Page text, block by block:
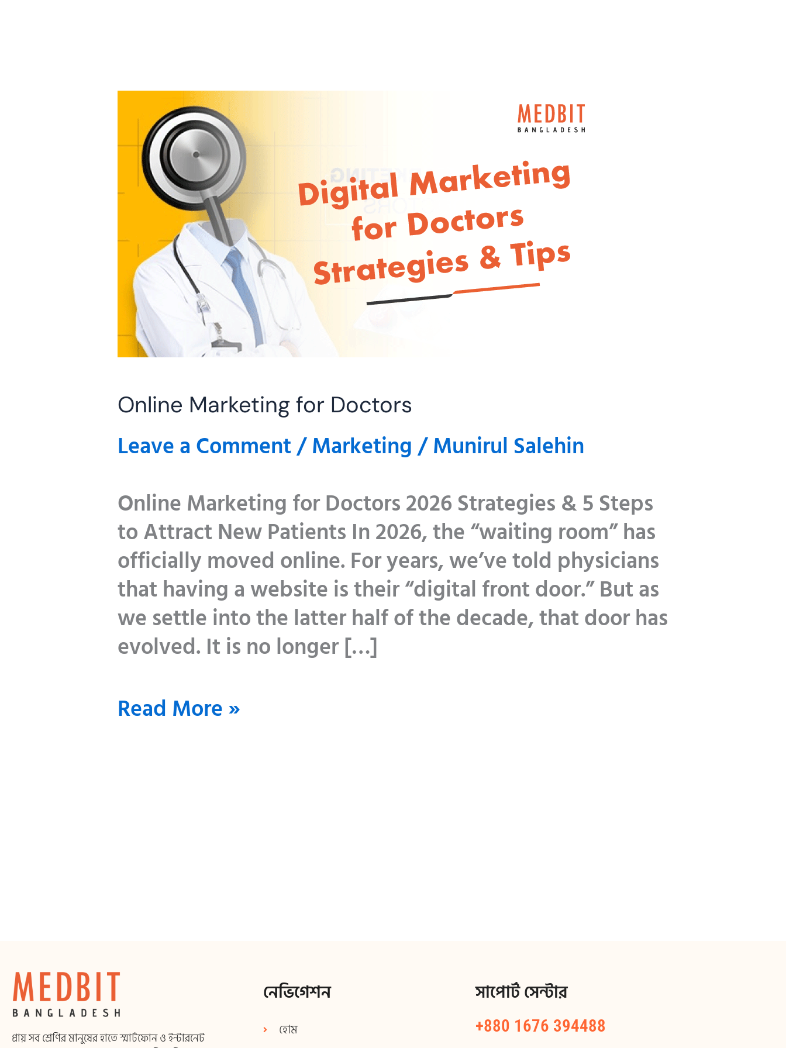
Online Marketing for Doctors
Leave a Comment/Marketing/Munirul Salehin
Online Marketing for Doctors 2026 Strategies & 5 Steps
to Attract New Patients In 2026, the “waiting room” has
officially moved online. For years, we’ve told physicians
that having a website is their “digital front door.” But as
we settle into the latter half of the decade, that door has
evolved. It is no longer […]
Online
Marketing
for
Doctors
Read More »
প্রায় সব শ্রেণির মানুষের হাতে স্মার্টফোন ও ইন্টারনেট
নেভিগেশন
হোম
সাপোর্ট সেন্টার
+880 1676 394488